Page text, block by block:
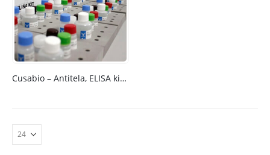
Cusabio – Antitela, ELISA kitovi i rekombinantni proteini